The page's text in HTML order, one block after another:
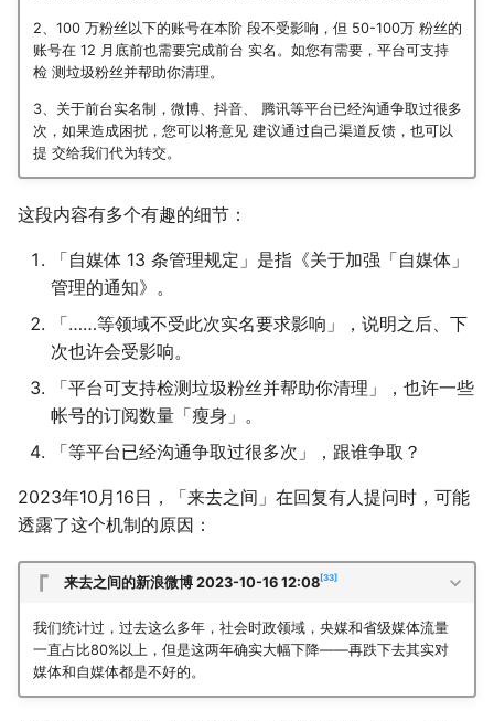
2、100 万粉丝以下的账号在本阶 段不受影响，但 50-100万 粉丝的
账号在 12 月底前也需要完成前台 实名。如您有需要，平台可支持
检 测垃圾粉丝并帮助你清理。
3、关于前台实名制，微博、抖音、 腾讯等平台已经沟通争取过很多
次，如果造成困扰，您可以将意见 建议通过自己渠道反馈，也可以
提 交给我们代为转交。
这段内容有多个有趣的细节：
「自媒体 13 条管理规定」是指《关于加强「自媒体」
管理的通知》。
「……等领域不受此次实名要求影响」，说明之后、下
次也许会受影响。
「平台可支持检测垃圾粉丝并帮助你清理」，也许一些
帐号的订阅数量「瘦身」。
「等平台已经沟通争取过很多次」，跟谁争取？
2023年10月16日，「来去之间」在回复有人提问时，可能
透露了这个机制的原因：
来去之间的新浪微博 2023-10-16 12:08 33
我们统计过，过去这么多年，社会时政领域，央媒和省级媒体流量
一直占比80%以上，但是这两年确实大幅下降——再跌下去其实对
媒体和自媒体都是不好的。